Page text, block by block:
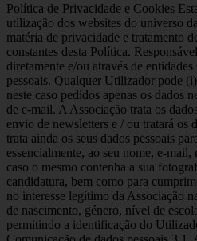
Política de Privacidade e Cookies
utilização dos websites do universo
matéria de privacidade e tratamento
constantes desta Política.
diretamente e/ou através de
pessoais. Qualquer Utilizador pode
neste caso pedidos apenas os dados
de e-mail. A Associação trata os
envio de newsletters e / ou tratará os
trata ainda os seus dados pessoais
essencialmente, ao seu nome, e-
caso o mesmo contenha a sua
candidatura, bem como para
no interesse legítimo da Associação
de nascimento, género, nível de
permitindo a identificação do